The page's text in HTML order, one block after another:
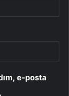
e-posta